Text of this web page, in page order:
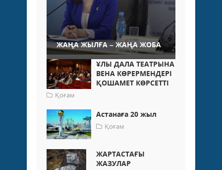
ЖАҢА ЖЫЛҒА – ЖАҢА ЖОБА
ҰЛЫ ДАЛА ТЕАТРЫНА
ВЕНА КӨРЕРМЕНДЕРІ
ҚОШАМЕТ КӨРСЕТТІ
Қоғам
Астанаға 20 жыл
Қоғам
ЖАРТАСТАҒЫ
ЖАЗУЛАР